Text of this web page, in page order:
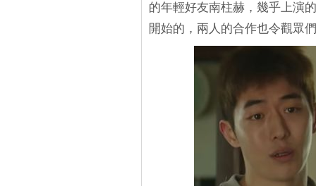
的年輕好友南柱赫，幾乎上演
開始的，兩人的合作也令觀眾